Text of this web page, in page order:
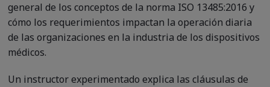
general de los conceptos de la norma ISO 13485:2016 y
cómo los requerimientos impactan la operación diaria
de las organizaciones en la industria de los dispositivos
médicos.
Un instructor experimentado explica las cláusulas de